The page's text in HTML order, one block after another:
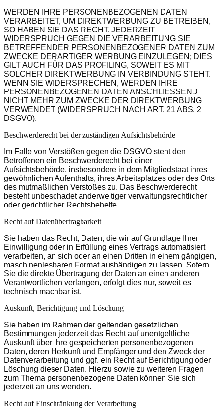
WERDEN IHRE PERSONENBEZOGENEN DATEN
VERARBEITET, UM DIREKTWERBUNG ZU BETREIBEN,
SO HABEN SIE DAS RECHT, JEDERZEIT
WIDERSPRUCH GEGEN DIE VERARBEITUNG SIE
BETREFFENDER PERSONENBEZOGENER DATEN ZUM
ZWECKE DERARTIGER WERBUNG EINZULEGEN; DIES
GILT AUCH FÜR DAS PROFILING, SOWEIT ES MIT
SOLCHER DIREKTWERBUNG IN VERBINDUNG STEHT.
WENN SIE WIDERSPRECHEN, WERDEN IHRE
PERSONENBEZOGENEN DATEN ANSCHLIESSEND
NICHT MEHR ZUM ZWECKE DER DIREKTWERBUNG
VERWENDET (WIDERSPRUCH NACH ART. 21 ABS. 2
DSGVO).
Beschwerde­recht bei der zuständigen Aufsichts­behörde
Im Falle von Verstößen gegen die DSGVO steht den
Betroffenen ein Beschwerderecht bei einer
Aufsichtsbehörde, insbesondere in dem Mitgliedstaat ihres
gewöhnlichen Aufenthalts, ihres Arbeitsplatzes oder des Orts
des mutmaßlichen Verstoßes zu. Das Beschwerderecht
besteht unbeschadet anderweitiger verwaltungsrechtlicher
oder gerichtlicher Rechtsbehelfe.
Recht auf Daten­übertrag­barkeit
Sie haben das Recht, Daten, die wir auf Grundlage Ihrer
Einwilligung oder in Erfüllung eines Vertrags automatisiert
verarbeiten, an sich oder an einen Dritten in einem gängigen,
maschinenlesbaren Format aushändigen zu lassen. Sofern
Sie die direkte Übertragung der Daten an einen anderen
Verantwortlichen verlangen, erfolgt dies nur, soweit es
technisch machbar ist.
Auskunft, Berichtigung und Löschung
Sie haben im Rahmen der geltenden gesetzlichen
Bestimmungen jederzeit das Recht auf unentgeltliche
Auskunft über Ihre gespeicherten personenbezogenen
Daten, deren Herkunft und Empfänger und den Zweck der
Datenverarbeitung und ggf. ein Recht auf Berichtigung oder
Löschung dieser Daten. Hierzu sowie zu weiteren Fragen
zum Thema personenbezogene Daten können Sie sich
jederzeit an uns wenden.
Recht auf Einschränkung der Verarbeitung